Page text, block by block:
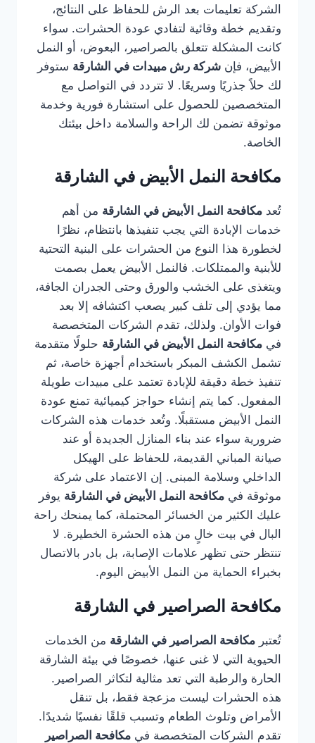
الشركة تعليمات بعد الرش للحفاظ على النتائج،
وتقديم خطة وقائية لتفادي عودة الحشرات. سواء
كانت المشكلة تتعلق بالصراصير، البعوض، أو النمل
الأبيض، فإن شركة رش مبيدات في الشارقة ستوفر
لك حلاً جذريًا وسريعًا. لا تتردد في التواصل مع
المتخصصين للحصول على استشارة فورية وخدمة
موثوقة تضمن لك الراحة والسلامة داخل بيئتك
الخاصة.
مكافحة النمل الأبيض في الشارقة
تُعد مكافحة النمل الأبيض في الشارقة من أهم
خدمات الإبادة التي يجب تنفيذها بانتظام، نظرًا
لخطورة هذا النوع من الحشرات على البنية التحتية
للأبنية والممتلكات. فالنمل الأبيض يعمل بصمت
ويتغذى على الخشب والورق وحتى الجدران الجافة،
مما يؤدي إلى تلف كبير يصعب اكتشافه إلا بعد
فوات الأوان. ولذلك، تقدم الشركات المتخصصة
في مكافحة النمل الأبيض في الشارقة حلولًا متقدمة
تشمل الكشف المبكر باستخدام أجهزة خاصة، ثم
تنفيذ خطة دقيقة للإبادة تعتمد على مبيدات طويلة
المفعول. كما يتم إنشاء حواجز كيميائية تمنع عودة
النمل الأبيض مستقبلًا. وتُعد خدمات هذه الشركات
ضرورية سواء عند بناء المنازل الجديدة أو عند
صيانة المباني القديمة، للحفاظ على الهيكل
الداخلي وسلامة المبنى. إن الاعتماد على شركة
موثوقة في مكافحة النمل الأبيض في الشارقة يوفر
عليك الكثير من الخسائر المحتملة، كما يمنحك راحة
البال في بيت خالٍ من هذه الحشرة الخطيرة. لا
تنتظر حتى تظهر علامات الإصابة، بل بادر بالاتصال
بخبراء الحماية من النمل الأبيض اليوم.
مكافحة الصراصير في الشارقة
تُعتبر مكافحة الصراصير في الشارقة من الخدمات
الحيوية التي لا غنى عنها، خصوصًا في بيئة الشارقة
الحارة والرطبة التي تعد مثالية لتكاثر الصراصير.
هذه الحشرات ليست مزعجة فقط، بل تنقل
الأمراض وتلوث الطعام وتسبب قلقًا نفسيًا شديدًا.
تقدم الشركات المتخصصة في مكافحة الصراصير